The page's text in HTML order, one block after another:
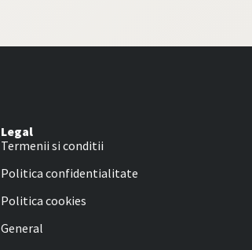
Legal
Termenii si conditii
Politica confidentialitate
Politica cookies
General